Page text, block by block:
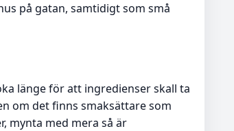
på gatan, samtidigt som små
länge för att ingredienser skall ta
om det finns smaksättare som
mynta med mera så är